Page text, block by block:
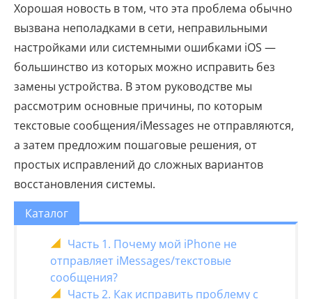
Хорошая новость в том, что эта проблема обычно
вызвана неполадками в сети, неправильными
настройками или системными ошибками iOS —
большинство из которых можно исправить без
замены устройства. В этом руководстве мы
рассмотрим основные причины, по которым
текстовые сообщения/iMessages не отправляются,
а затем предложим пошаговые решения, от
простых исправлений до сложных вариантов
восстановления системы.
Каталог
Часть 1. Почему мой iPhone не
отправляет iMessages/текстовые
сообщения?
Часть 2. Как исправить проблему с